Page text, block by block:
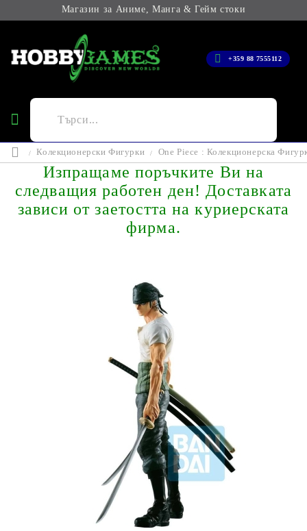
Магазин за Аниме, Манга & Гейм стоки
+359 88 7555112
Колекционерски Фигурки One Piece : Колекционерска
Изпращаме поръчките Ви на
следващия работен ден! Доставката
зависи от заетостта на куриерската
фирма.